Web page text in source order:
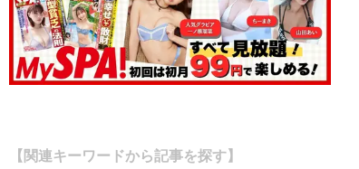
【関連キーワードから記事を探す】